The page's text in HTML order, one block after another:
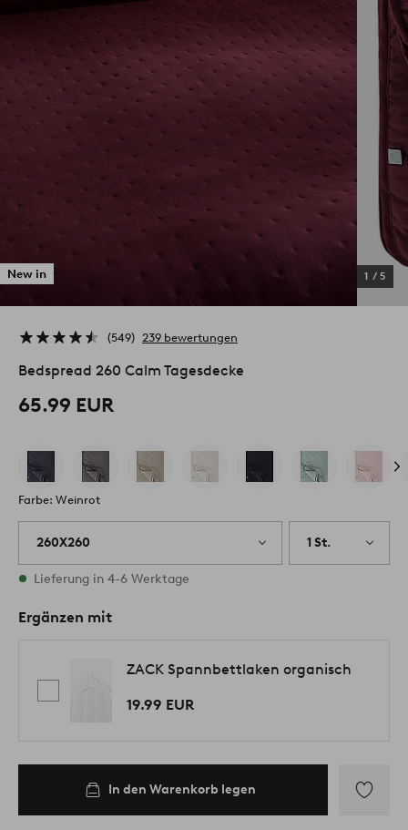
New in 1 / 5
549 239 bewertungen
Bedspread 260 Calm Tagesdecke
65.99 EUR
Farbe: Weinrot
260X260 1 St.
Vorrätig
Lieferung in 4-6 Werktage
Ergänzen mit
ZACK Spannbettlaken organisch
19.99 EUR
In den Warenkorb legen